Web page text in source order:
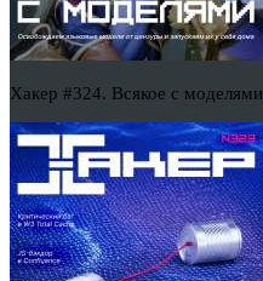
Хакер #324. Всякое с моделями